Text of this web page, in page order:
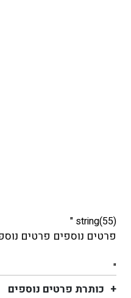
string(55) "
פרטים נוספים פרטים
"
כותרת פרטים נוספים